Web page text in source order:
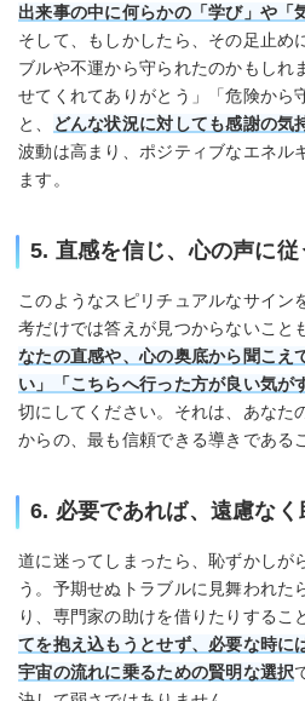
出来事の中に何らかの「学び」や「
そして、もしかしたら、その足止め
ブルや不運から守られたのかもしれ
せてくれてありがとう」「危険から
と、
どんな状況に対しても感謝の気
波動は高まり、ポジティブなエネル
ます。
5. 直感を信じ、心の声に従
このようなスピリチュアルなサイン
考だけでは答えが見つからないこと
なたの直感や、心の奥底から聞こえ
い」「こちらへ行った方が良い気が
切にしてください。それは、あなた
からの、最も信頼できる導きである
6. 必要であれば、遠慮なく
道に迷ってしまったら、恥ずかしが
う。予期せぬトラブルに見舞われた
り、専門家の助けを借りたりするこ
てを抱え込もうとせず、必要な時に
宇宙の流れに乗るための賢明な選択